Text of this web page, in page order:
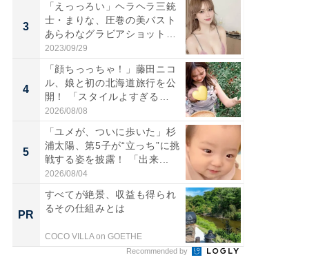
3
「えっっろい」ヘラヘラ三銃
士・まりな、圧巻の美バスト
あらわなグラビアショット公
開...
2023/09/29
4
「顔ちっっちゃ！」藤田ニコ
ル、娘と初の北海道旅行を公
開！ 「スタイルよすぎる
よ〜...
2026/08/08
5
「ユメが、ついに歩いた」杉
浦太陽、第5子が“立っち”に挑
戦する姿を披露！ 「出来...
2026/08/04
PR
すべてが絶景、収益も得られ
るその仕組みとは
COCO VILLA on GOETHE
Recommended by